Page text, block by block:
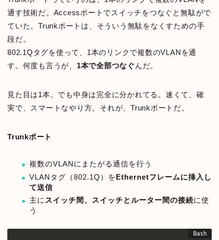
通す技術だ。Accessポートでスイッチをつなぐと無駄がで
ていた。Trunkポートは、そういう無駄をなくすための手
段だ。
802.1Qタグを使って、1本のリンクで複数のVLANを通
す。何度も言うが、 1本で全部つなぐ んだ。
見た目は1本。でも中身は完全に分かれてる。速くて、確
実で、スマートなやり方。それが、Trunkポートだ。
Trunkポート
複数のVLANにまたがる通信を行う
VLANタグ（802.1Q）をEthernetフレームに挿入し
て送信
主に スイッチ間、スイッチとルーター間の接続に使
う